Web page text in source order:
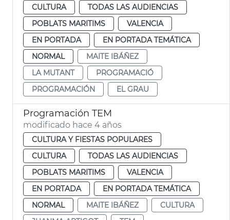
CULTURA
TODAS LAS AUDIENCIAS
POBLATS MARITIMS
VALENCIA
EN PORTADA
EN PORTADA TEMÁTICA
NORMAL
MAITE IBÁÑEZ
LA MUTANT
PROGRAMACIÓ
PROGRAMACIÓN
EL GRAU
Programación TEM
modificado hace 4 años
CULTURA Y FIESTAS POPULARES
CULTURA
TODAS LAS AUDIENCIAS
POBLATS MARITIMS
VALENCIA
EN PORTADA
EN PORTADA TEMÁTICA
NORMAL
MAITE IBÁÑEZ
CULTURA